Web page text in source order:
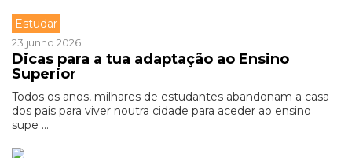
Estudar
23 junho 2026
Dicas para a tua adaptação ao Ensino
Superior
Todos os anos, milhares de estudantes abandonam a casa
dos pais para viver noutra cidade para aceder ao ensino
supe ...